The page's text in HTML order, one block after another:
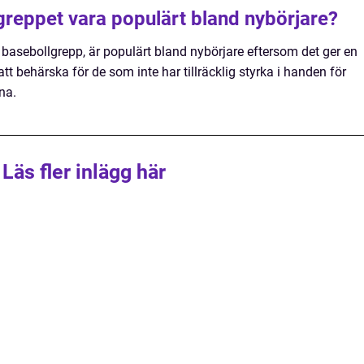
vara populärt bland nybörjare?
är populärt bland nybörjare eftersom det ger en
behärska för de som inte har tillräcklig styrka i handen för
Läs fler inlägg här